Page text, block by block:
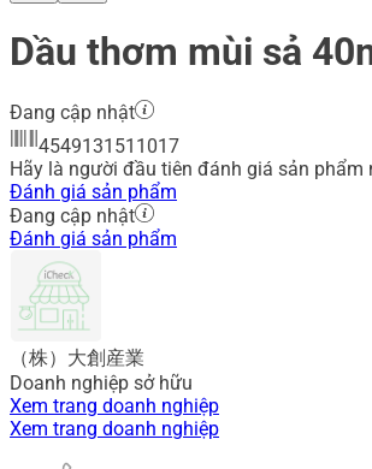
Dầu thơm mùi sả
Đang cập nhật
4549131511017
Hãy là người đầu tiên đánh giá sản phẩm
Đánh giá sản phẩm
Đang cập nhật
Đánh giá sản phẩm
（株）大創産業
Doanh nghiệp sở hữu
Xem trang doanh nghiệp
Xem trang doanh nghiệp